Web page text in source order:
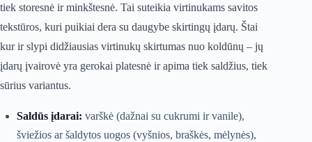
tiek storesnė ir minkštesnė. Tai suteikia virtinukams savitos
tekstūros, kuri puikiai dera su daugybe skirtingų įdarų. Štai
kur ir slypi didžiausias virtinukų skirtumas nuo koldūnų – jų
įdarų įvairovė yra gerokai platesnė ir apima tiek saldžius, tiek
sūrius variantus.
Saldūs įdarai: varškė (dažnai su cukrumi ir vanile),
šviežios ar šaldytos uogos (vyšnios, braškės, mėlynės),